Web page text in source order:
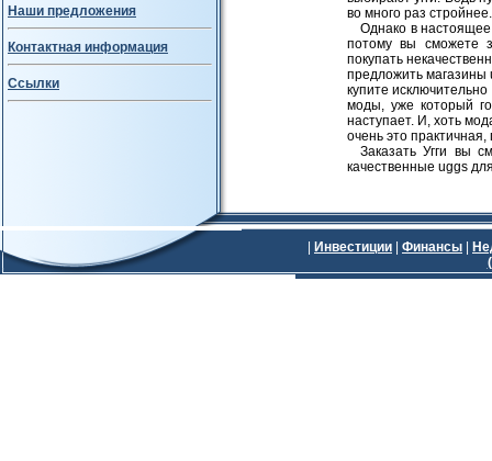
Наши предложения
Контактная информация
Ссылки
во много раз
Однако в
потому вы сможете
покупать
предложить магазины
купите
моды, уже который
наступает. И, хоть
очень это
Заказать Угги вы
качественные uggs
Инвестиции Финансы